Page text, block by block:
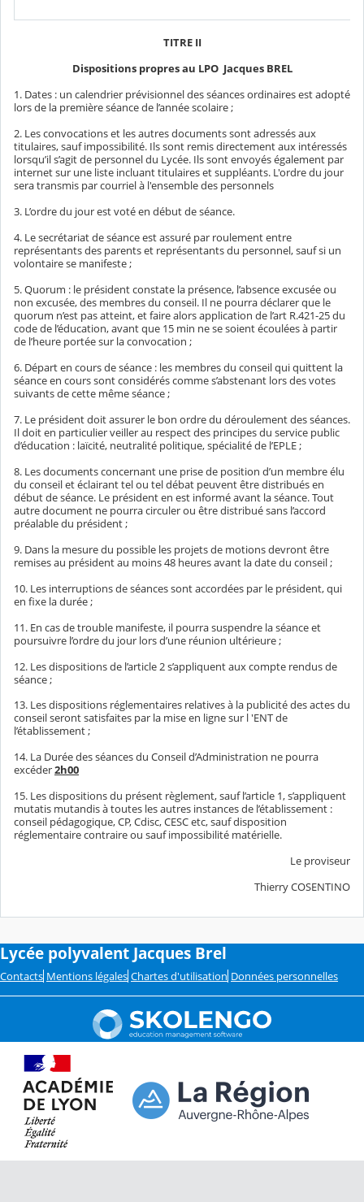
TITRE II
Dispositions propres au LPO Jacques BREL
1. Dates : un calendrier prévisionnel des séances ordinaires est adopté
lors de la première séance de l’année scolaire ;
2. Les convocations et les autres documents sont adressés aux
titulaires, sauf impossibilité. Ils sont remis directement aux intéressés
lorsqu’il s’agit de personnel du Lycée. Ils sont envoyés également par
internet sur une liste incluant titulaires et suppléants. L'ordre du jour
sera transmis par courriel à l'ensemble des personnels
3. L’ordre du jour est voté en début de séance.
4. Le secrétariat de séance est assuré par roulement entre
représentants des parents et représentants du personnel, sauf si un
volontaire se manifeste ;
5. Quorum : le président constate la présence, l’absence excusée ou
non excusée, des membres du conseil. Il ne pourra déclarer que le
quorum n’est pas atteint, et faire alors application de l’art R.421-25 du
code de l’éducation, avant que 15 min ne se soient écoulées à partir
de l’heure portée sur la convocation ;
6. Départ en cours de séance : les membres du conseil qui quittent la
séance en cours sont considérés comme s’abstenant lors des votes
suivants de cette même séance ;
7. Le président doit assurer le bon ordre du déroulement des séances.
Il doit en particulier veiller au respect des principes du service public
d’éducation : laïcité, neutralité politique, spécialité de l’EPLE ;
8. Les documents concernant une prise de position d’un membre élu
du conseil et éclairant tel ou tel débat peuvent être distribués en
début de séance. Le président en est informé avant la séance. Tout
autre document ne pourra circuler ou être distribué sans l’accord
préalable du président ;
9. Dans la mesure du possible les projets de motions devront être
remises au président au moins 48 heures avant la date du conseil ;
10. Les interruptions de séances sont accordées par le président, qui
en fixe la durée ;
11. En cas de trouble manifeste, il pourra suspendre la séance et
poursuivre l’ordre du jour lors d’une réunion ultérieure ;
12. Les dispositions de l’article 2 s’appliquent aux compte rendus de
séance ;
13. Les dispositions réglementaires relatives à la publicité des actes du
conseil seront satisfaites par la mise en ligne sur l 'ENT de
l’établissement ;
14. La Durée des séances du Conseil d’Administration ne pourra
excéder2h00
15. Les dispositions du présent règlement, sauf l’article 1, s’appliquent
mutatis mutandis à toutes les autres instances de l’établissement :
conseil pédagogique, CP, Cdisc, CESC etc, sauf disposition
réglementaire contraire ou sauf impossibilité matérielle.
Le proviseur
Thierry COSENTINO
Lycée polyvalent Jacques Brel
Contacts Mentions légales Chartes d'utilisation Données personnelles